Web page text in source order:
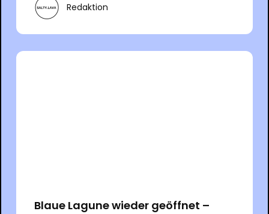
Redaktion
Blaue Lagune wieder geöffnet –